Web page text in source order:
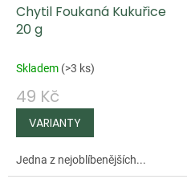
Chytil Foukaná Kukuřice
20 g
Skladem (>3 ks)
49 Kč
Jedna z nejoblíbenějších...